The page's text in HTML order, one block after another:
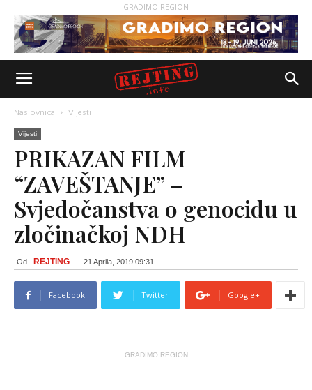
GRADIMO REGION
Naslovnica Vijesti
Vijesti
PRIKAZAN FILM
“ZAVEŠTANJE” –
Svjedočanstva o genocidu u
zločinačkoj NDH
Od REJTING - 21 Aprila, 2019 09:31
Facebook Twitter Google+
GRADIMO REGION